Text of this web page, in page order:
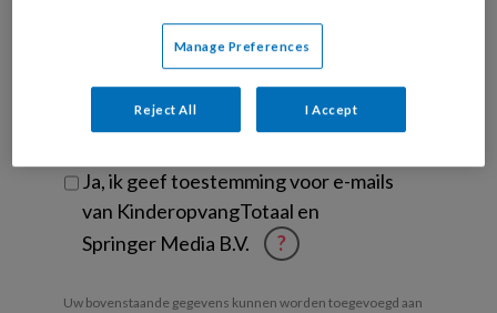
Ontvang iedere zondag het
Management Kinderopvang
Weekoverzicht
Ja, ik geef toestemming voor e-mails
van KinderopvangTotaal en
Springer Media B.V.
?
Uw bovenstaande gegevens kunnen worden toegevoegd aan
Manage Preferences
Reject All I Accept